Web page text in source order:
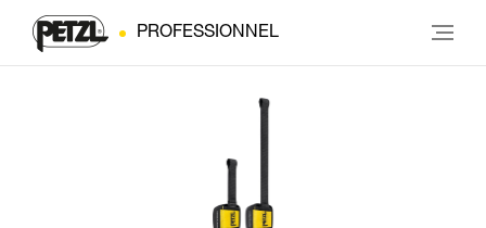
PROFESSIONNEL